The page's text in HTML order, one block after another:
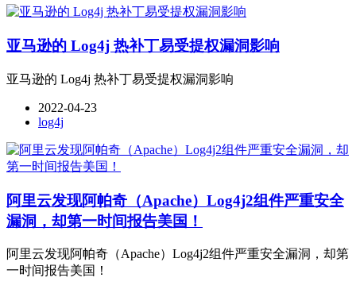
亚马逊的 Log4j 热补丁易受提权漏洞影响
亚马逊的 Log4j 热补丁易受提权漏洞影响
2022-04-23
log4j
阿里云发现阿帕奇（Apache）Log4j2组件严重安全
漏洞，却第一时间报告美国！
阿里云发现阿帕奇（Apache）Log4j2组件严重安全漏洞，却第
一时间报告美国！